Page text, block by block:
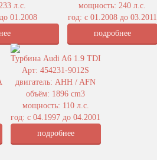
л.с.
01.2008
мощность: 240 л.с.
год: с 01.2008 до 03.2011
подробнее
Турбина Audi A6 1.9 TDI
Арт: 454231-9012S
двигатель: AHH / AFN
объём: 1896 cm3
мощность: 110 л.с.
год: с 04.1997 до 04.2001
подробнее